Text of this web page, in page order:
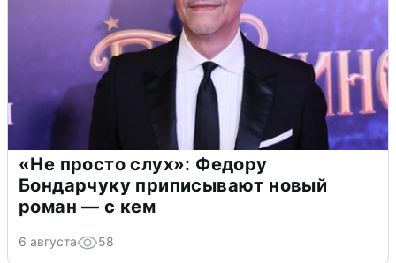
«Не просто слух»: Федору
Бондарчуку приписывают новый
роман — с кем
6 августа 58